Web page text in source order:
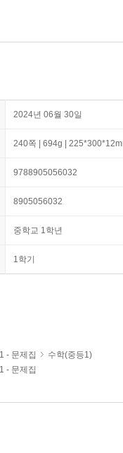
2024년 06월 30일
240쪽 | 694g |
9788905056032
8905056032
중학교 1학년
1학기
- 문제집
수학(중등1)
- 문제집